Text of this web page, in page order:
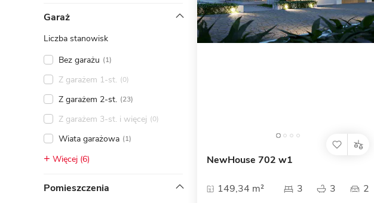
Zobacz wszystkie porady
Garaż
Liczba stanowisk
Bez garażu (1)
Z garażem 1-st. (0)
Z garażem 2-st. (23)
Z garażem 3-st. i więcej (0)
Wiata garażowa (1)
Więcej (6)
Pomieszczenia
NewHouse 702 w1
149,34 m² 3 3 2